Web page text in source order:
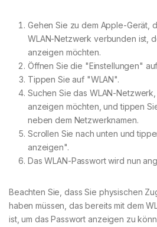
Gehen Sie zu dem Apple-Gerät,
WLAN-Netzwerk verbunden ist,
anzeigen möchten.
Öffnen Sie die "Einstellungen"
Tippen Sie auf "WLAN".
Suchen Sie das WLAN-
anzeigen möchten, und tippen
neben dem Netzwerknamen.
Scrollen Sie nach unten und
anzeigen".
Das WLAN-Passwort wird nun
Beachten Sie, dass Sie physischen
haben müssen, das bereits mit dem
ist, um das Passwort anzeigen zu